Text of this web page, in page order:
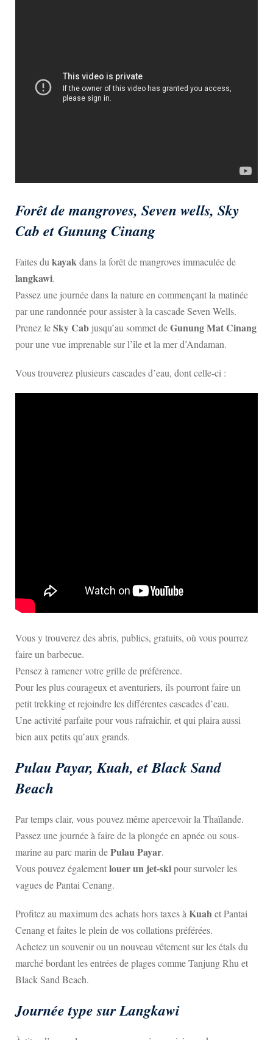
Forêt de mangroves, Seven wells, Sky
Cab et Gunung Cinang
Faites du kayakdans la forêt de mangroves immaculée de
langkawi.
Passez une journée dans la nature en commençant la matinée
par une randonnée pour assister à la cascade Seven Wells.
Prenez leSky Cab jusqu’au sommet deGunung Mat Cinang
pour une vue imprenable sur l’île et la mer d’Andaman.
Vous trouverez plusieurs cascades d’eau, dont celle-ci :
Vous y trouverez des abris, publics, gratuits, où vous pourrez
faire un barbecue.
Pensez à ramener votre grille de préférence.
Pour les plus courageux et aventuriers, ils pourront faire un
petit trekking et rejoindre les différentes cascades d’eau.
Une activité parfaite pour vous rafraichir, et qui plaira aussi
bien aux petits qu’aux grands.
Pulau Payar, Kuah, et Black Sand
Beach
Par temps clair, vous pouvez même apercevoir la Thaïlande.
Passez une journée à faire de la plongée en apnée ou sous-
marine au parc marin dePulau Payar.
Vous pouvez égalementlouer un jet-skipour survoler les
vagues de Pantai Cenang.
Profitez au maximum des achats hors taxes à Kuahet Pantai
Cenang et faites le plein de vos collations préférées.
Achetez un souvenir ou un nouveau vêtement sur les étals du
marché bordant les entrées de plages comme Tanjung Rhu et
Black Sand Beach.
Journée type sur Langkawi